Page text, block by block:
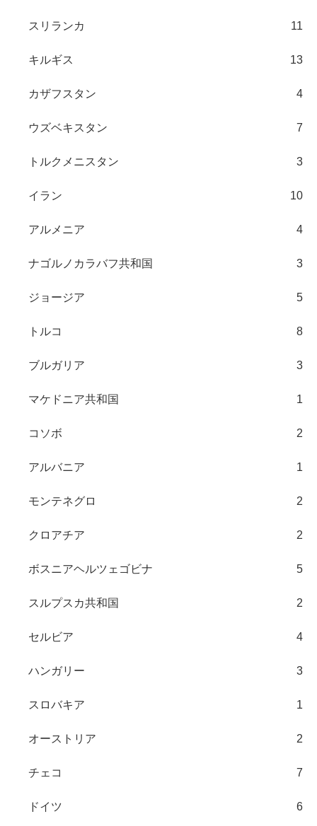
スリランカ 11
キルギス 13
カザフスタン 4
ウズベキスタン 7
トルクメニスタン 3
イラン 10
アルメニア 4
ナゴルノカラバフ共和国 3
ジョージア 5
トルコ 8
ブルガリア 3
マケドニア共和国 1
コソボ 2
アルバニア 1
モンテネグロ 2
クロアチア 2
ボスニアヘルツェゴビナ 5
スルプスカ共和国 2
セルビア 4
ハンガリー 3
スロバキア 1
オーストリア 2
チェコ 7
ドイツ 6